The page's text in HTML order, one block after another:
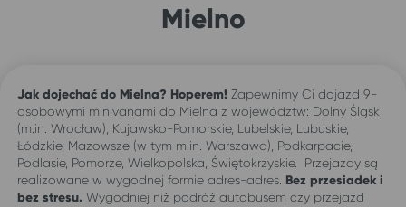
Mielno
Jak dojechać do Mielna? Hoperem! Zapewnimy Ci dojazd 9-
osobowymi minivanami do Mielna z województw: Dolny Śląsk
(m.in. Wrocław), Kujawsko-Pomorskie, Lubelskie, Lubuskie,
Łódzkie, Mazowsze (w tym m.in. Warszawa), Podkarpacie,
Podlasie, Pomorze, Wielkopolska, Świętokrzyskie. Przejazdy są
realizowane w wygodnej formie adres-adres. Bez przesiadek i
bez stresu. Wygodniej niż podróż autobusem czy przejazd